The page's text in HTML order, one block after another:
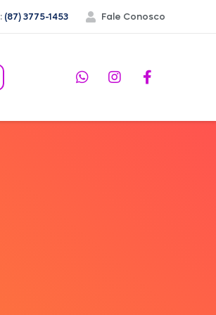
(87) 3775-1453 Fale Conosco